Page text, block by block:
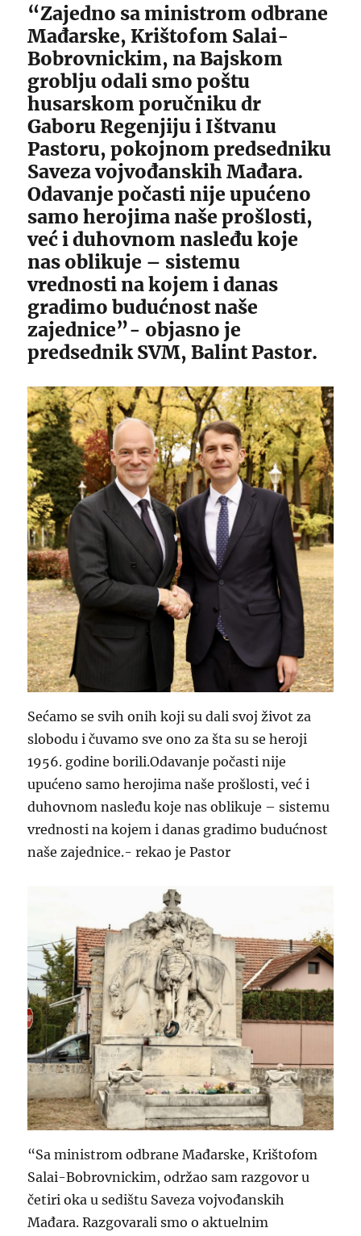
“Zajedno sa ministrom odbrane
Mađarske, Krištofom Salai-
Bobrovnickim, na Bajskom
groblju odali smo poštu
husarskom poručniku dr
Gaboru Regenjiju i Ištvanu
Pastoru, pokojnom predsedniku
Saveza vojvođanskih Mađara.
Odavanje počasti nije upućeno
samo herojima naše prošlosti,
već i duhovnom nasleđu koje
nas oblikuje – sistemu
vrednosti na kojem i danas
gradimo budućnost naše
zajednice”- objasno je
predsednik SVM, Balint Pastor.
Sećamo se svih onih koji su dali svoj život za
slobodu i čuvamo sve ono za šta su se heroji
1956. godine borili.Odavanje počasti nije
upućeno samo herojima naše prošlosti, već i
duhovnom nasleđu koje nas oblikuje – sistemu
vrednosti na kojem i danas gradimo budućnost
naše zajednice.- rekao je Pastor
“Sa ministrom odbrane Mađarske, Krištofom
Salai-Bobrovnickim, održao sam razgovor u
četiri oka u sedištu Saveza vojvođanskih
Mađara. Razgovarali smo o aktuelnim